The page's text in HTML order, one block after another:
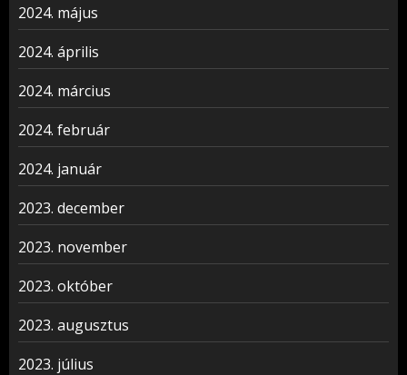
2024. május
2024. április
2024. március
2024. február
2024. január
2023. december
2023. november
2023. október
2023. augusztus
2023. július